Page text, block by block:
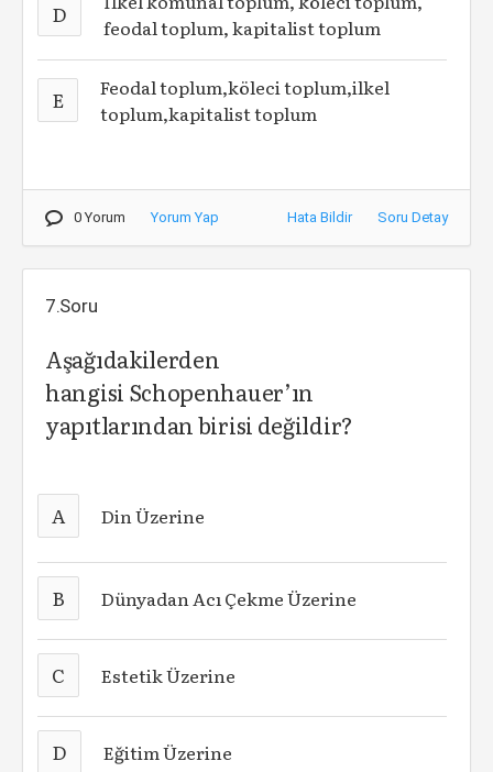
D
feodal toplum, kapitalist toplum
E
Feodal toplum,köleci toplum,ilkel
toplum,kapitalist toplum
0 Yorum Yorum Yap Hata Bildir Soru Detay
7.Soru
Aşağıdakilerden
hangisi Schopenhauer’ın
yapıtlarından birisi değildir?
A Din Üzerine
B Dünyadan Acı Çekme Üzerine
C Estetik Üzerine
D Eğitim Üzerine